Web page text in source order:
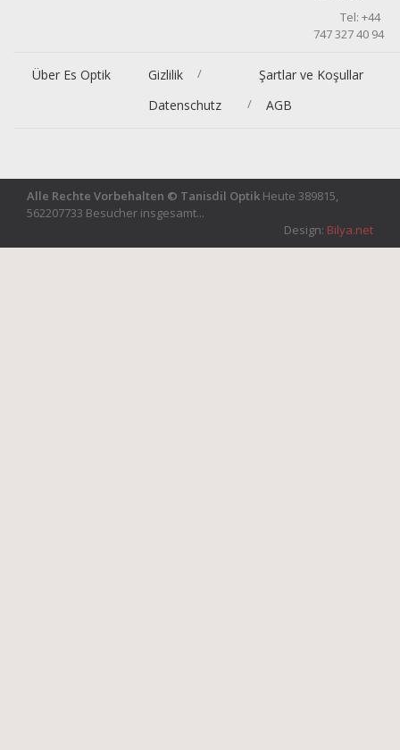
Tel: +44
747 327 40 94
Über Es Optik Gizlilik /
Datenschutz
Şartlar ve Koşullar
/ AGB
Alle Rechte Vorbehalten © Tanisdil Optik Heute 389815,
562207733 Besucher insgesamt...
Design: Bilya.net